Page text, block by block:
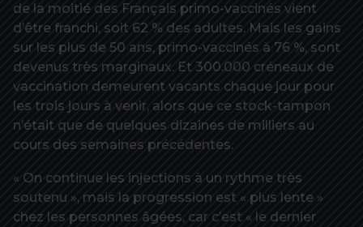
de la moitié des Français primo-vaccinés vient
d’être franchi, soit 62 % des adultes. Mais les gains
sur les plus de 50 ans, primo-vaccinés à 76 %, sont
devenus très marginaux. Et 300.000 créneaux de
vaccination demeurent vacants chaque jour pour
les trois jours à venir, alors que ce stock-tampon
n’était que de quelques dizaines de milliers au
cours des semaines précédentes.
« On continue les injections à un rythme très
soutenu », mais la progression est « plus lente »
chez les personnes âgées, car c’est « le dernier